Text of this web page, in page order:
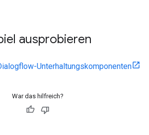
ausprobieren
Unterhaltungskomponenten
War das hilfreich?